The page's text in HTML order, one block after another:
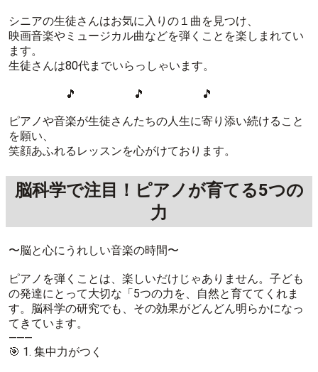
シニアの生徒さんはお気に入りの１曲を見つけ、
映画音楽やミュージカル曲などを弾くことを楽しまれてい
ます。
生徒さんは80代までいらっしゃいます。
🎵 🎵 🎵
ピアノや音楽が生徒さんたちの人生に寄り添い続けること
を願い、
笑顔あふれるレッスンを心がけております。
脳科学で注目！ピアノが育てる5つの
力
〜脳と心にうれしい音楽の時間〜
ピアノを弾くことは、楽しいだけじゃありません。子ども
の発達にとって大切な「5つの力を、自然と育ててくれま
す。脳科学の研究でも、その効果がどんどん明らかになっ
てきています。
⸻
🎯 1. 集中力がつく